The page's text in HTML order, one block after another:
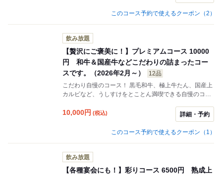
このコース予約で使えるクーポン（2）
飲み放題
【贅沢にご褒美に！】プレミアムコース 10000
円 和牛＆国産牛などこだわりの詰まったコー
スです。（2026年2月～）
12品
こだわり自慢のコース！ 黒毛和牛、極上牛たん、国産上
カルビなど、うしすけをとことん満喫できる自慢のコー
ございません。
10,000円 (税込) 詳細・予約
このコース予約で使えるクーポン（1）
飲み放題
【各種宴会にも！】彩りコース 6500円 熟成上